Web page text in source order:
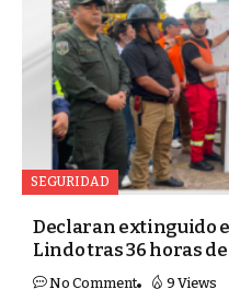
SEGURIDAD
Declaran extinguido
Lindo tras 36 horas
No Comment 9 Views